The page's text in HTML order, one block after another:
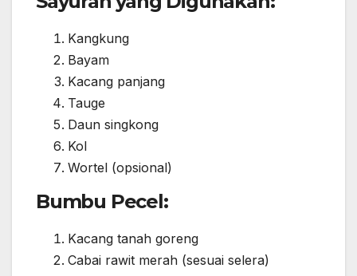
Kangkung
Bayam
Kacang panjang
Tauge
Daun singkong
Kol
Wortel (opsional)
Bumbu Pecel:
Kacang tanah goreng
Cabai rawit merah (sesuai selera)